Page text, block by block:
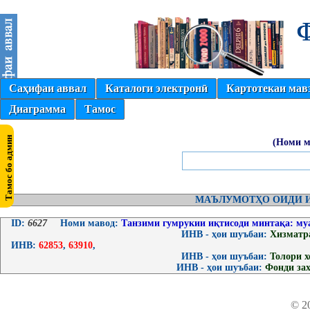
Саҳифаи аввал Каталоги электронӣ
Картотекаи
Диаграмма
Тамос
(Номи
МАЪЛУМОТҲО ОИДИ
ID: 6627 Номи мавод: Танзими гумрукии иқтисоди минтақа:
ИНВ - ҳои шуъбаи:
ИНВ: 62853, 63910,
ИНВ - ҳои шуъбаи: Толори
ИНВ - ҳои шуъбаи: Фонди
©